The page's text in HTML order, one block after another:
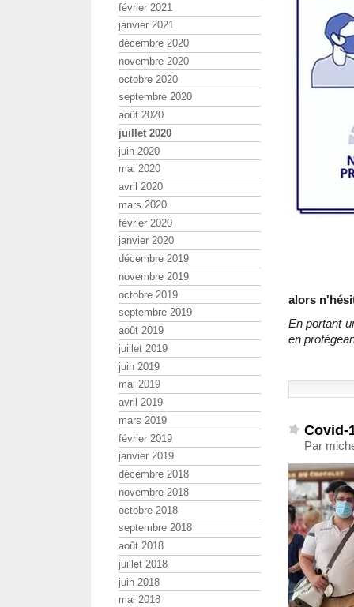
alors
En portant
en
Covid-
Par
février 2021
janvier 2021
décembre 2020
novembre 2020
octobre 2020
septembre 2020
août 2020
juillet 2020
juin 2020
mai 2020
avril 2020
mars 2020
février 2020
janvier 2020
décembre 2019
novembre 2019
octobre 2019
septembre 2019
août 2019
juillet 2019
juin 2019
mai 2019
avril 2019
mars 2019
février 2019
janvier 2019
décembre 2018
novembre 2018
octobre 2018
septembre 2018
août 2018
juillet 2018
juin 2018
mai 2018